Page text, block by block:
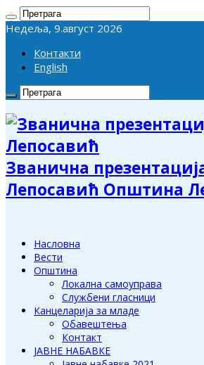
Недеља, 9.август 2026
Контакти
English
Званична
Лепосавић Општина
Насловна
Вести
Општина
Локална самоуправа
Службени гласници
Канцеларија за младе
Обавештења
Контакт
ЈАВНЕ НАБАВКЕ